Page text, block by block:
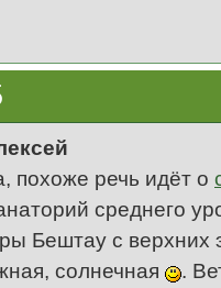
похоже речь идёт о
среднего
Бештау с верхних
солнечная
.